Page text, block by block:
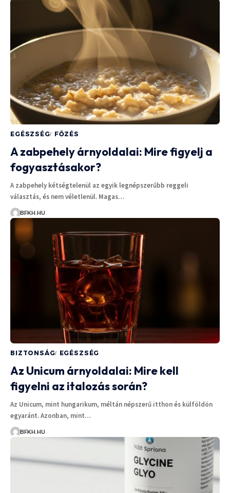
EGÉSZSÉG FŐZÉS
A zabpehely árnyoldalai: Mire figyelj a
fogyasztásakor?
A zabpehely kétségtelenül az egyik legnépszerűbb reggeli
választás, és nem véletlenül. Magas…
BFKH.HU
BIZTONSÁG EGÉSZSÉG
Az Unicum árnyoldalai: Mire kell
figyelni az italozás során?
Az Unicum, mint hungarikum, méltán népszerű itthon és külföldön
egyaránt. Azonban, mint…
BFKH.HU